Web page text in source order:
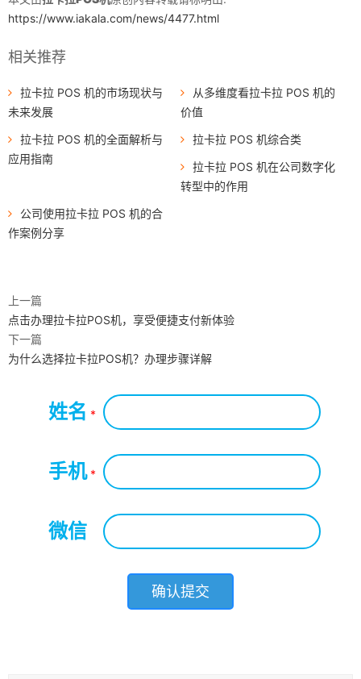
https://www.iakala.com/news/4477.html
相关推荐
拉卡拉 POS 机的市场现状与
未来发展
从多维度看拉卡拉 POS 机的
价值
拉卡拉 POS 机的全面解析与
应用指南
拉卡拉 POS 机综合类
拉卡拉 POS 机在公司数字化
转型中的作用
公司使用拉卡拉 POS 机的合
作案例分享
上一篇
点击办理拉卡拉POS机，享受便捷支付新体验
下一篇
为什么选择拉卡拉POS机？办理步骤详解
姓名 *
手机*
微信